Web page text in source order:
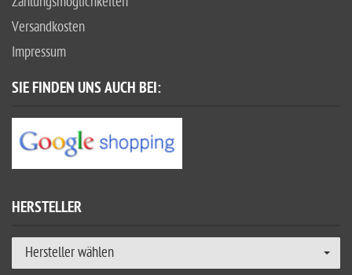
Versandkosten
Impressum
SIE FINDEN UNS AUCH BEI:
HERSTELLER
Hersteller wählen